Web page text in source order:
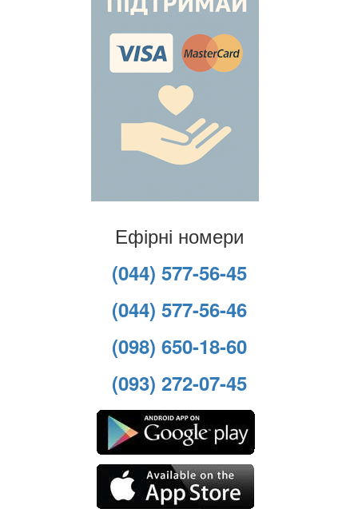
Ефірні номери
(044) 577-56-45
(044) 577-56-46
(098) 650-18-60
(093) 272-07-45